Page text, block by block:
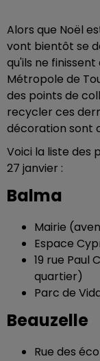
Alors que Noël
vont bientôt se
qu'ils ne
Métropole de
des points de
recycler ces
décoration sont
Voici la liste des
27 janvier :
Balma
Mairie
Espace
19 rue Paul
quartier)
Parc de
Beauzelle
Rue des